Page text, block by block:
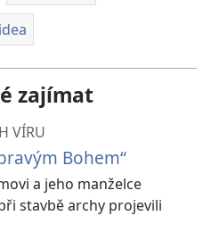
zajímat
VÍRU
Bohem“
a jeho manželce
stavbě archy projevili